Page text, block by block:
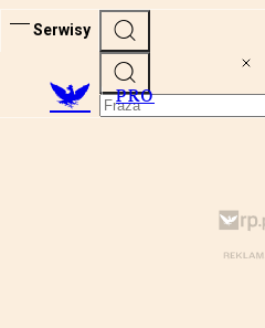
Serwisy
PRO